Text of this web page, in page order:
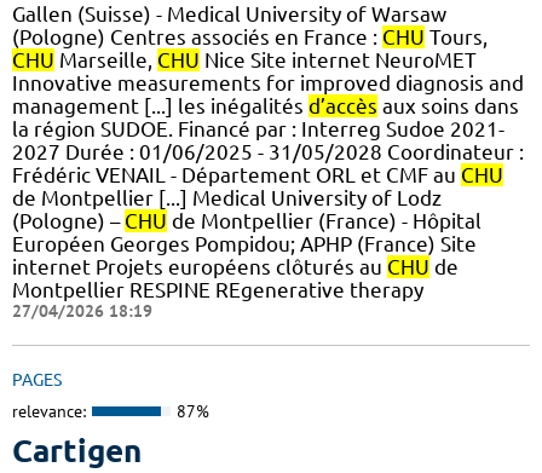
Gallen (Suisse) - Medical University of Warsaw
(Pologne) Centres associés en France : CHU Tours,
CHU Marseille, CHU Nice Site internet NeuroMET
Innovative measurements for improved diagnosis and
management [...] les inégalités d’accès aux soins dans
la région SUDOE. Financé par : Interreg Sudoe 2021-
2027 Durée : 01/06/2025 - 31/05/2028 Coordinateur :
Frédéric VENAIL - Département ORL et CMF au CHU
de Montpellier [...] Medical University of Lodz
(Pologne) – CHU de Montpellier (France) - Hôpital
Européen Georges Pompidou; APHP (France) Site
internet Projets européens clôturés au CHU de
Montpellier RESPINE REgenerative therapy
27/04/2026 18:19
PAGES
relevance: 87%
Cartigen